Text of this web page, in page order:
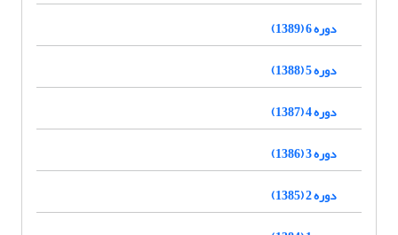
دوره 6 (1389)
دوره 5 (1388)
دوره 4 (1387)
دوره 3 (1386)
دوره 2 (1385)